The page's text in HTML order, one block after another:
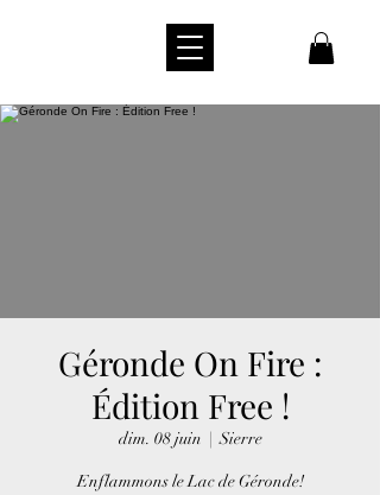
Géronde On Fire :
Édition Free !
dim. 08 juin
  |
Sierre
Enflammons le Lac de Géronde!